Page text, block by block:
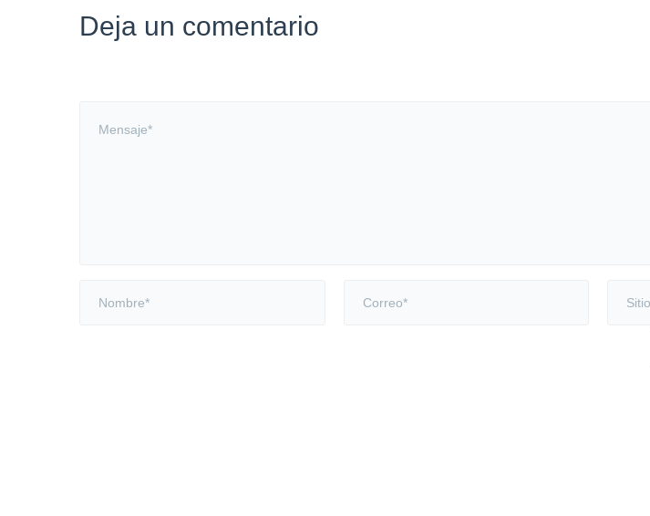
Deja un comentario